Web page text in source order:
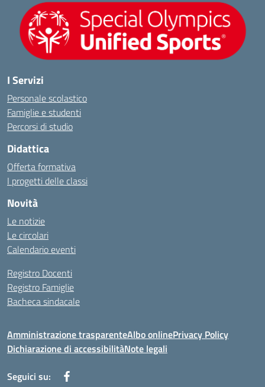
I Servizi
Personale scolastico
Famiglie e studenti
Percorsi di studio
Didattica
Offerta formativa
I progetti delle classi
Novità
Le notizie
Le circolari
Calendario eventi
Registro Docenti
Registro Famiglie
Bacheca sindacale
Amministrazione trasparenteAlbo onlinePrivacy Policy
Dichiarazione di accessibilitàNote legali
Seguici su: